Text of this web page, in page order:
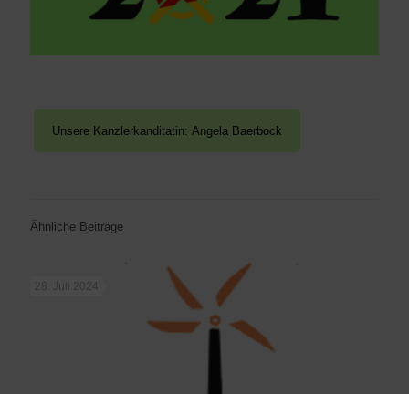
Ähnliche Beiträge
28. Juli 2024